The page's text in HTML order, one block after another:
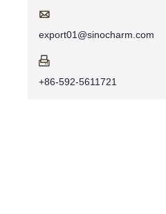

export01@sinocharm.com

+86-592-5611721